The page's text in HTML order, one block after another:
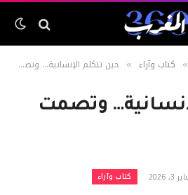
» كتاب وآراء » حين تتكلم الإنسانية… وتصمت الأسماء
وتصمت
3, 2026 كتاب وآراء